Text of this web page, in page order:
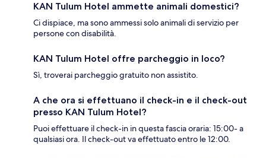
KAN Tulum Hotel ammette animali domestici?
Ci dispiace, ma sono ammessi solo animali di servizio per
persone con disabilità.
KAN Tulum Hotel offre parcheggio in loco?
Sì, troverai parcheggio gratuito non assistito.
A che ora si effettuano il check-in e il check-out
presso KAN Tulum Hotel?
Puoi effettuare il check-in in questa fascia oraria: 15:00- a
qualsiasi ora. Il check-out va effettuato entro le 12:00.